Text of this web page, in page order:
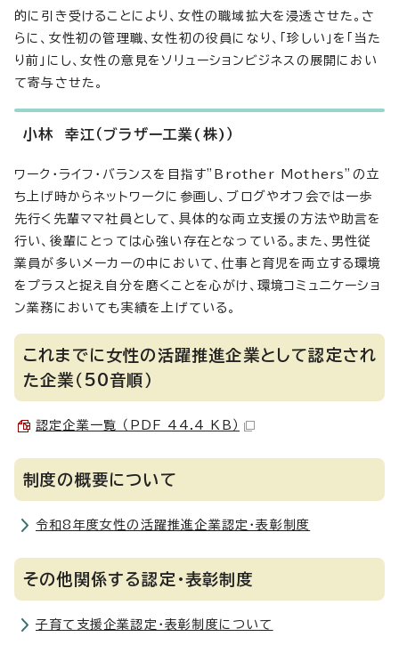
的に引き受けることにより、女性の職域拡大を浸透させた。さ
らに、女性初の管理職、女性初の役員になり、「珍しい」を「当た
り前」にし、女性の意見をソリューションビジネスの展開におい
て寄与させた。
小林 幸江（ブラザー工業(株)）
ワーク・ライフ・バランスを目指す”Brother Mothers”の立
ち上げ時からネットワークに参画し、ブログやオフ会では一歩
先行く先輩ママ社員として、具体的な両立支援の方法や助言を
行い、後輩にとっては心強い存在となっている。また、男性従
業員が多いメーカーの中において、仕事と育児を両立する環境
をプラスと捉え自分を磨くことを心がけ、環境コミュニケーショ
ン業務においても実績を上げている。
これまでに女性の活躍推進企業として認定され
た企業（50音順）
認定企業一覧 （PDF 44.4 KB）
制度の概要について
令和8年度女性の活躍推進企業認定・表彰制度
その他関係する認定・表彰制度
子育て支援企業認定・表彰制度について